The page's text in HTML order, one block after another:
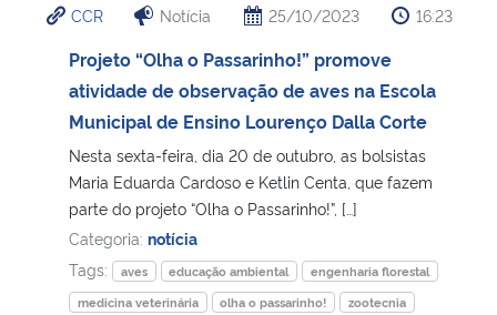
Controladoria-Geral da União
Ministério da Mulher, da Família e dos Direitos Humanos
Secretaria-Geral
Secretaria de Governo
Gabinete de Segurança Institucional
CCR Notícia 25/10/2023 16:23
Projeto “Olha o Passarinho!” promove
atividade de observação de aves na Escola
Municipal de Ensino Lourenço Dalla Corte
Nesta sexta-feira, dia 20 de outubro, as bolsistas
Maria Eduarda Cardoso e Ketlin Centa, que fazem
parte do projeto “Olha o Passarinho!”, […]
Categoria: notícia
Tags:
aves educação ambiental
engenharia florestal
medicina veterinária
olha o passarinho! zootecnia